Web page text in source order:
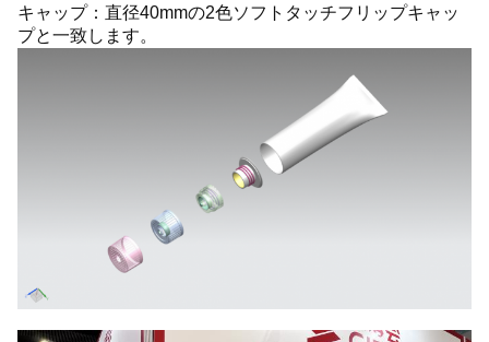
キャップ：直径40mmの2色ソフトタッチフリップキャッ
プと一致します。